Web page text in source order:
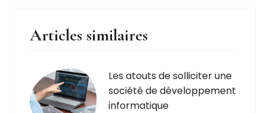
Articles similaires
Les atouts de solliciter une
société de développement
informatique